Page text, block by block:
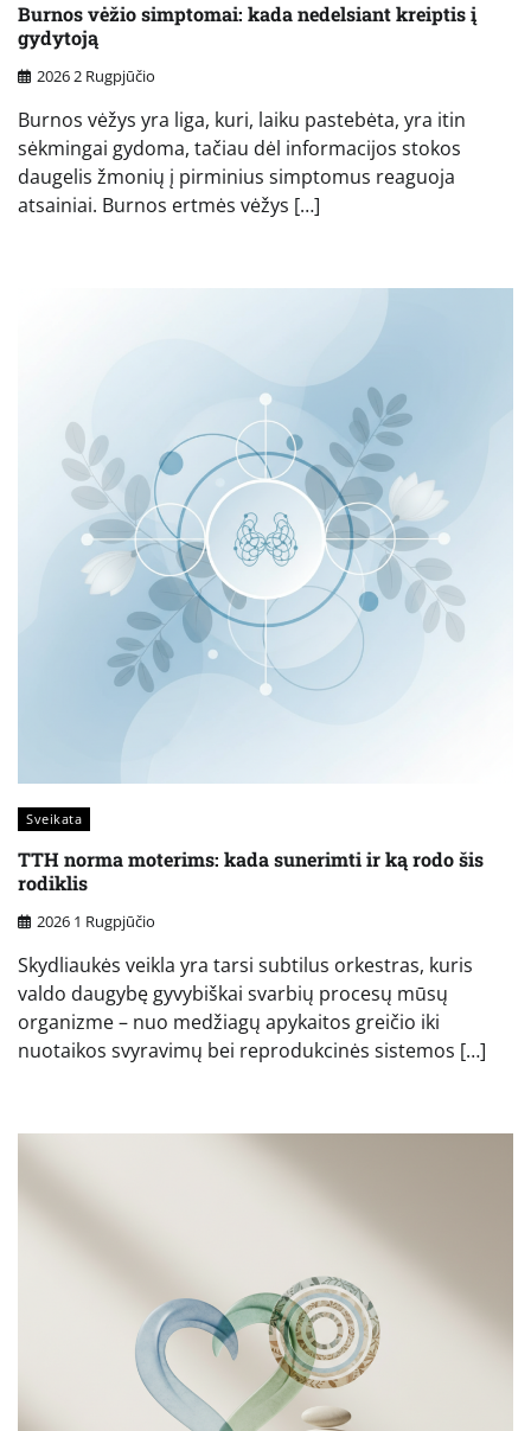
Burnos vėžio simptomai: kada nedelsiant kreiptis į
gydytoją
2026 2 Rugpjūčio
Burnos vėžys yra liga, kuri, laiku pastebėta, yra itin
sėkmingai gydoma, tačiau dėl informacijos stokos
daugelis žmonių į pirminius simptomus reaguoja
atsainiai. Burnos ertmės vėžys […]
Sveikata
TTH norma moterims: kada sunerimti ir ką rodo šis
rodiklis
2026 1 Rugpjūčio
Skydliaukės veikla yra tarsi subtilus orkestras, kuris
valdo daugybę gyvybiškai svarbių procesų mūsų
organizme – nuo medžiagų apykaitos greičio iki
nuotaikos svyravimų bei reprodukcinės sistemos […]